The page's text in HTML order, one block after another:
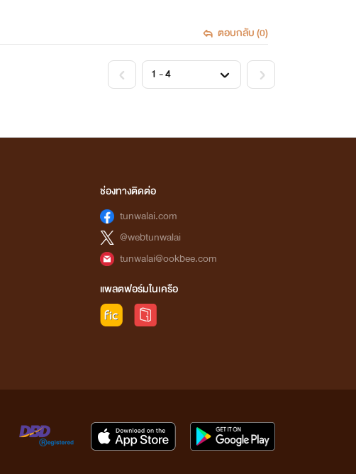
ตอบกลับ (0)
< >
ช่องทางติดต่อ
tunwalai.com
@webtunwalai
tunwalai@ookbee.com
แพลตฟอร์มในเครือ